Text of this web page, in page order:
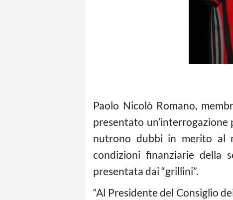
Paolo Nicolò Romano,
presentato
nutrono dubbi in merito al
condizioni finanziarie della
presentata dai “grillini”.
“Al Presidente del Consiglio